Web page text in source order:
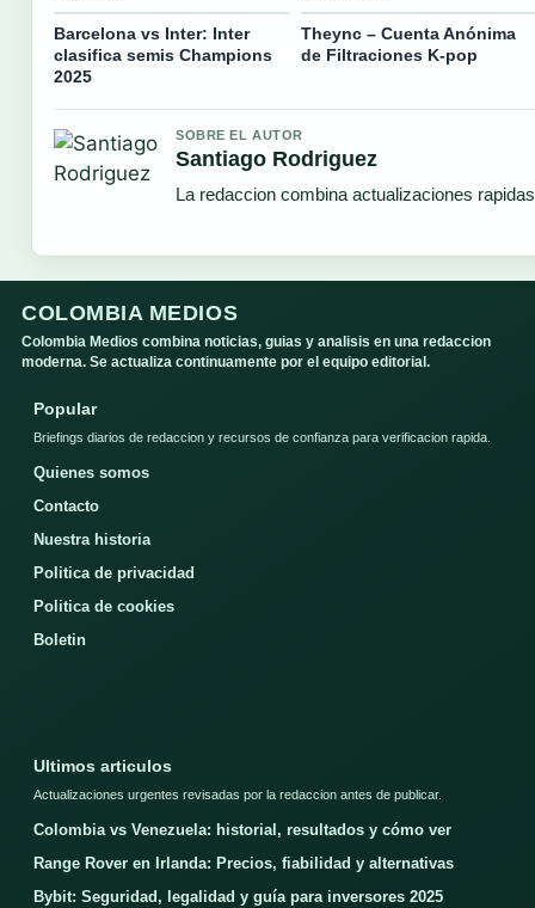
Barcelona vs Inter: Inter
clasifica semis Champions
2025
Theync – Cuenta Anónima
de Filtraciones K-pop
SOBRE EL AUTOR
Santiago Rodriguez
La redaccion combina actualizaciones
COLOMBIA MEDIOS
Colombia Medios combina noticias, guias y analisis en una redaccion
moderna. Se actualiza continuamente por el equipo editorial.
Popular
Briefings diarios de redaccion y recursos de confianza para verificacion rapida.
Quienes somos
Contacto
Nuestra historia
Politica de privacidad
Politica de cookies
Boletin
Ultimos articulos
Actualizaciones urgentes revisadas por la redaccion antes de publicar.
Colombia vs Venezuela: historial, resultados y cómo ver
Range Rover en Irlanda: Precios, fiabilidad y alternativas
Bybit: Seguridad, legalidad y guía para inversores 2025